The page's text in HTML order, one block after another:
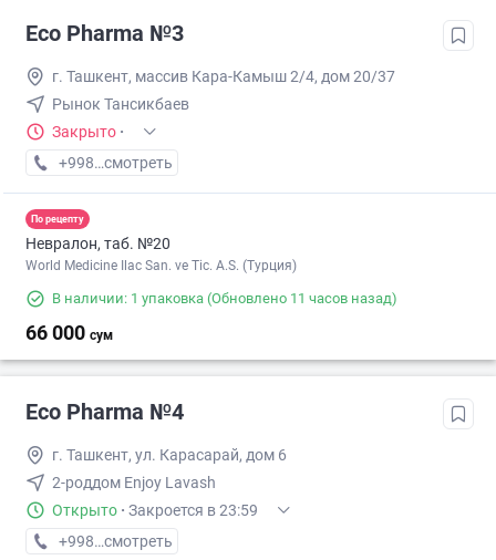
Eco Pharma №3
г. Ташкент, массив Кара-Камыш 2/4, дом 20/37
Рынок Тансикбаев
Закрыто ·
+998 (99) XXX-XX-XX
смотреть
По рецепту
Невралон, таб. №20
World Medicine Ilac San. ve Tic. A.S. (Турция)
В наличии: 1 упаковка (Обновлено 11 часов назад)
66 000 сум
Eco Pharma №4
г. Ташкент, ул. Карасарай, дом 6
2-роддом Enjoy Lavash
Открыто · Закроется в 23:59
+998 (55) XXX-XX-XX
смотреть